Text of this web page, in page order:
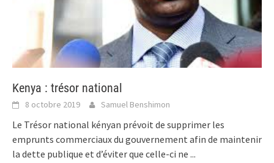
Kenya : trésor national
8 octobre 2019 Samuel Benshimon
Le Trésor national kényan prévoit de supprimer les
emprunts commerciaux du gouvernement afin de maintenir
la dette publique et d’éviter que celle-ci ne ...